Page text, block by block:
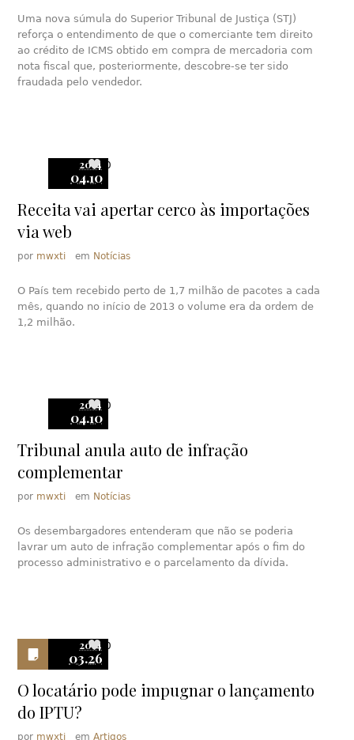
Uma nova súmula do Superior Tribunal de Justiça (STJ)
reforça o entendimento de que o comerciante tem direito
ao crédito de ICMS obtido em compra de mercadoria com
nota fiscal que, posteriormente, descobre-se ter sido
fraudada pelo vendedor.
2014
04.10
0
Receita vai apertar cerco às importações
via web
por mwxti em Notícias
O País tem recebido perto de 1,7 milhão de pacotes a cada
mês, quando no início de 2013 o volume era da ordem de
1,2 milhão.
2014
04.10
0
Tribunal anula auto de infração
complementar
por mwxti em Notícias
Os desembargadores entenderam que não se poderia
lavrar um auto de infração complementar após o fim do
processo administrativo e o parcelamento da dívida.
2014
03.26
0
O locatário pode impugnar o lançamento
do IPTU?
por mwxti emArtigos